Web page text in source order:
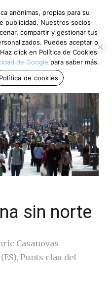
sin norte
Casanovas
,Punts clau del
anónimas, propias para su
publicidad. Nuestros socios
compartir y gestionar tus
Puedes aceptar o
click en Política de Cookies
de Google para saber más.
Política de cookies